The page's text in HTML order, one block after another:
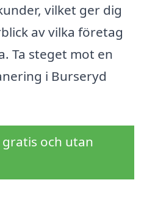
vilket ger dig
av vilka företag
Ta steget mot en
i Burseryd
och utan